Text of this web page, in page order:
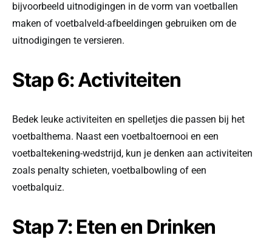
bijvoorbeeld uitnodigingen in de vorm van voetballen
maken of voetbalveld-afbeeldingen gebruiken om de
uitnodigingen te versieren.
Stap 6: Activiteiten
Bedek leuke activiteiten en spelletjes die passen bij het
voetbalthema. Naast een voetbaltoernooi en een
voetbaltekening-wedstrijd, kun je denken aan activiteiten
zoals penalty schieten, voetbalbowling of een
voetbalquiz.
Stap 7: Eten en Drinken